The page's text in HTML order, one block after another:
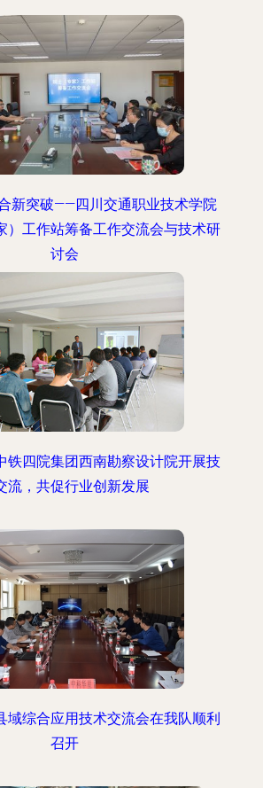
新突破——四川交通职业技术学院
）工作站筹备工作交流会与技术研
讨会
铁四院集团西南勘察设计院开展技
流，共促行业创新发展
域综合应用技术交流会在我队顺利
召开